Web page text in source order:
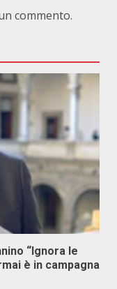
commento.
“Ignora le
è in campagna